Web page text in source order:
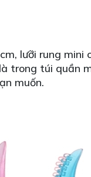
lưỡi rung
trong túi quần
muốn.